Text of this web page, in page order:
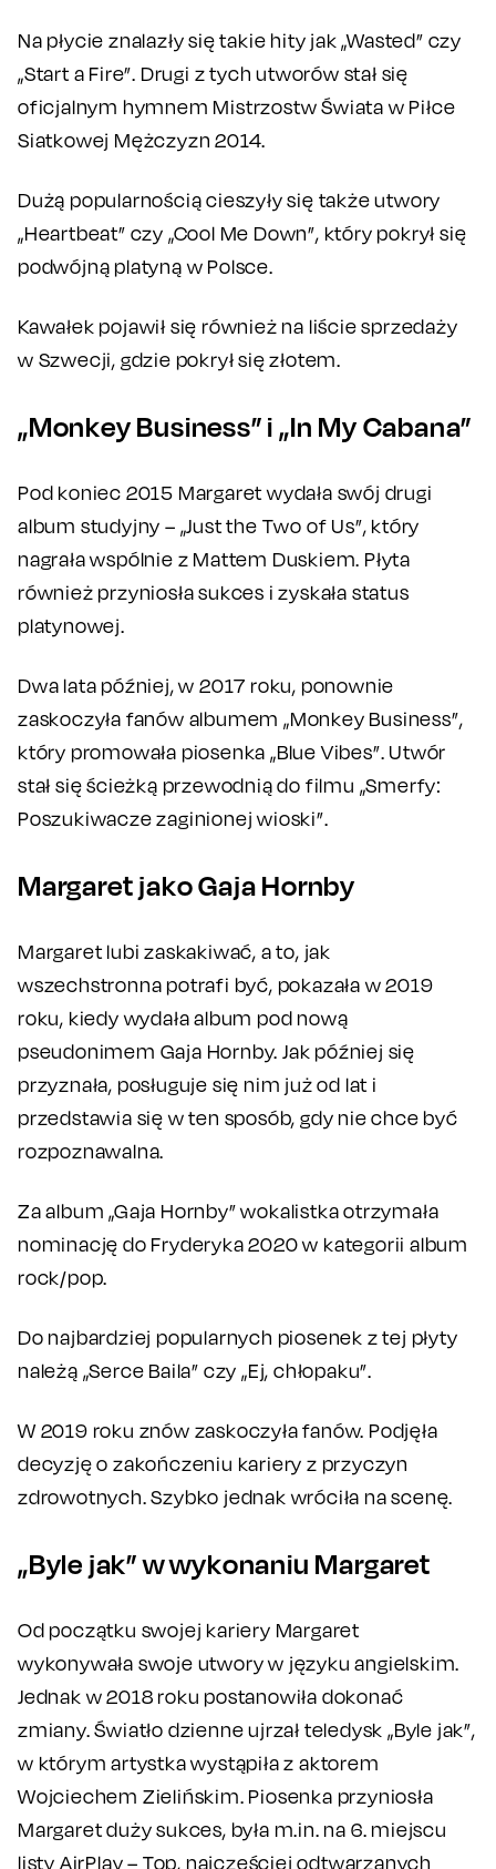
Na płycie znalazły się takie hity jak „Wasted” czy
„Start a Fire”. Drugi z tych utworów stał się
oficjalnym hymnem Mistrzostw Świata w Piłce
Siatkowej Mężczyzn 2014.
Dużą popularnością cieszyły się także utwory
„Heartbeat” czy „Cool Me Down”, który pokrył się
podwójną platyną w Polsce.
Kawałek pojawił się również na liście sprzedaży
w Szwecji, gdzie pokrył się złotem.
„Monkey Business” i „In My Cabana”
Pod koniec 2015 Margaret wydała swój drugi
album studyjny – „Just the Two of Us”, który
nagrała wspólnie z Mattem Duskiem. Płyta
również przyniosła sukces i zyskała status
platynowej.
Dwa lata później, w 2017 roku, ponownie
zaskoczyła fanów albumem „Monkey Business”,
który promowała piosenka „Blue Vibes”. Utwór
stał się ścieżką przewodnią do filmu „Smerfy:
Poszukiwacze zaginionej wioski”.
Margaret jako Gaja Hornby
Margaret lubi zaskakiwać, a to, jak
wszechstronna potrafi być, pokazała w 2019
roku, kiedy wydała album pod nową
pseudonimem Gaja Hornby. Jak później się
przyznała, posługuje się nim już od lat i
przedstawia się w ten sposób, gdy nie chce być
rozpoznawalna.
Za album „Gaja Hornby” wokalistka otrzymała
nominację do Fryderyka 2020 w kategorii album
rock/pop.
Do najbardziej popularnych piosenek z tej płyty
należą „Serce Baila” czy „Ej, chłopaku”.
W 2019 roku znów zaskoczyła fanów. Podjęła
decyzję o zakończeniu kariery z przyczyn
zdrowotnych. Szybko jednak wróciła na scenę.
„Byle jak” w wykonaniu Margaret
Od początku swojej kariery Margaret
wykonywała swoje utwory w języku angielskim.
Jednak w 2018 roku postanowiła dokonać
zmiany. Światło dzienne ujrzał teledysk „Byle jak”,
w którym artystka wystąpiła z aktorem
Wojciechem Zielińskim. Piosenka przyniosła
Margaret duży sukces, była m.in. na 6. miejscu
listy AirPlay – Top, najczęściej odtwarzanych